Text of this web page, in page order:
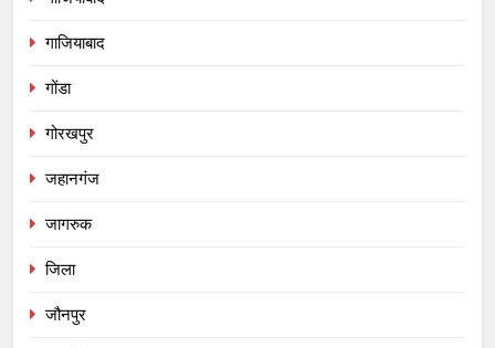
गाजियाबाद
गोंडा
गोरखपुर
जहानगंज
जागरुक
जिला
जौनपुर